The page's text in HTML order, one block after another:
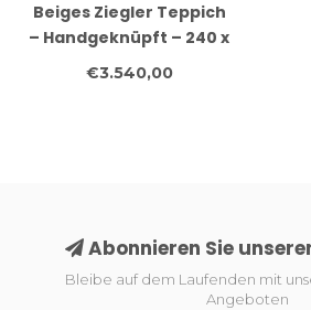
Beiges Ziegler Teppich
– Handgeknüpft – 240 x
197 cm – Wolle
€3.540,00
Abonnieren Sie
Bleibe auf dem Laufenden mit
Angeboten